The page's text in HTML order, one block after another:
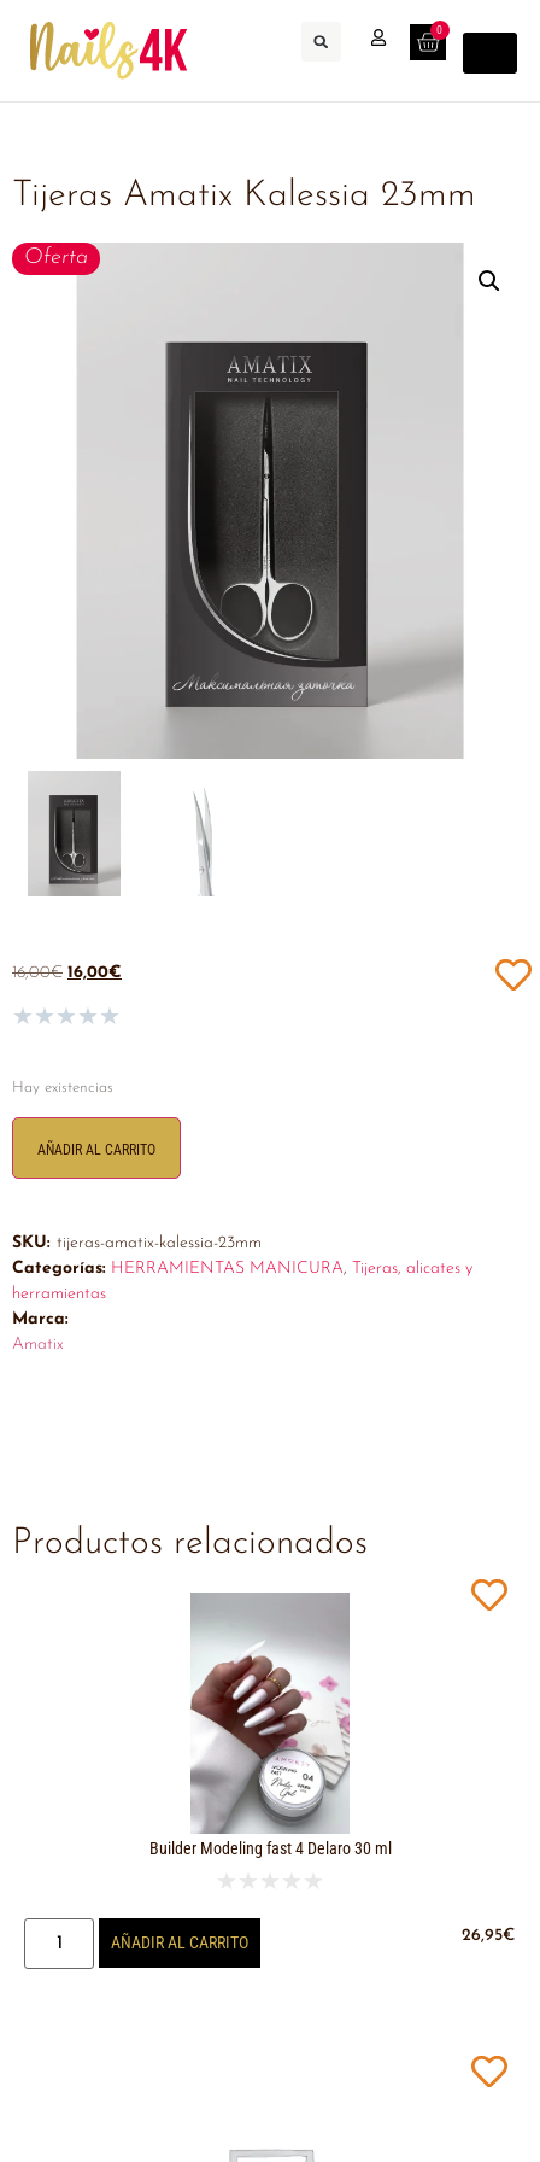
0
Tijeras Amatix Kalessia 23mm
Oferta
16,00€ 16,00€
★★★★★
Hay existencias
AÑADIR AL CARRITO
SKU: tijeras-amatix-kalessia-23mm
Categorías: HERRAMIENTAS MANICURA, Tijeras, alicates y
herramientas
Marca:
Amatix
Productos relacionados
Builder Modeling fast 4 Delaro 30 ml
★ ★ ★ ★ ★
26,95€
AÑADIR AL CARRITO